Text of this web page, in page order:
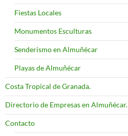
Fiestas Locales
Monumentos Esculturas
Senderismo en Almuñécar
Playas de Almuñécar
Costa Tropical de Granada.
Directorio de Empresas en Almuñécar.
Contacto